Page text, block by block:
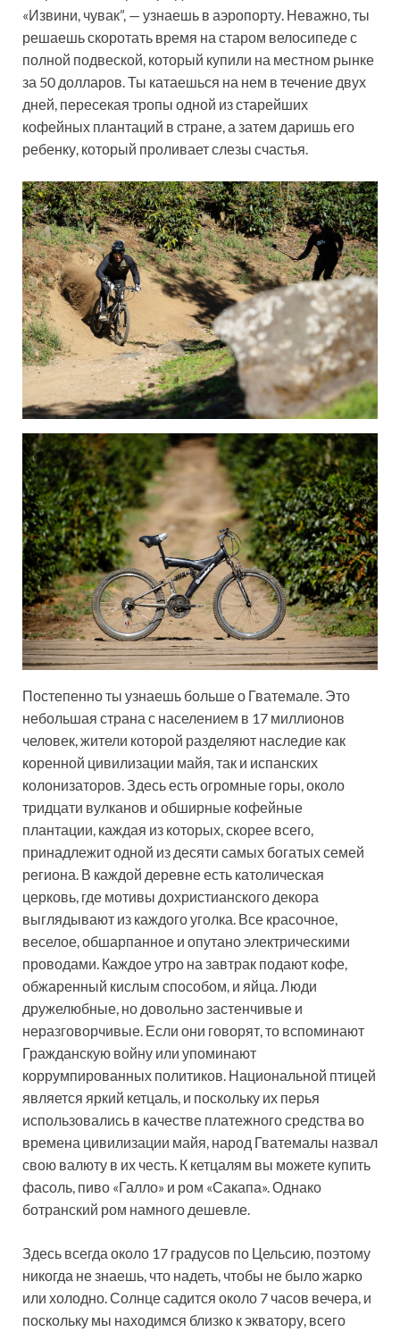
«Извини, чувак”, — узнаешь в аэропорту. Неважно, ты
решаешь скоротать время на старом велосипеде с
полной подвеской, который купили на местном рынке
за 50 долларов. Ты катаешься на нем в течение двух
дней, пересекая тропы одной из старейших
кофейных плантаций в стране, а затем даришь его
ребенку, который проливает слезы счастья.
Постепенно ты узнаешь больше о Гватемале. Это
небольшая страна с населением в 17 миллионов
человек, жители которой разделяют наследие как
коренной цивилизации майя, так и испанских
колонизаторов. Здесь есть огромные горы, около
тридцати вулканов и обширные кофейные
плантации, каждая из которых, скорее всего,
принадлежит одной из десяти самых богатых семей
региона. В каждой деревне есть католическая
церковь, где мотивы дохристианского декора
выглядывают из каждого уголка. Все красочное,
веселое, обшарпанное и опутано электрическими
проводами. Каждое утро на завтрак подают кофе,
обжаренный кислым способом, и яйца. Люди
дружелюбные, но довольно застенчивые и
неразговорчивые. Если они говорят, то вспоминают
Гражданскую войну или упоминают
коррумпированных политиков. Национальной птицей
является яркий кетцаль, и поскольку их перья
использовались в качестве платежного средства во
времена цивилизации майя, народ Гватемалы назвал
свою валюту в их честь. К кетцалям вы можете купить
фасоль, пиво «Галло» и ром «Сакапа». Однако
ботранский ром намного дешевле.
Здесь всегда около 17 градусов по Цельсию, поэтому
никогда не знаешь, что надеть, чтобы не было жарко
или холодно. Солнце садится около 7 часов вечера, и
поскольку мы находимся близко к экватору, всего